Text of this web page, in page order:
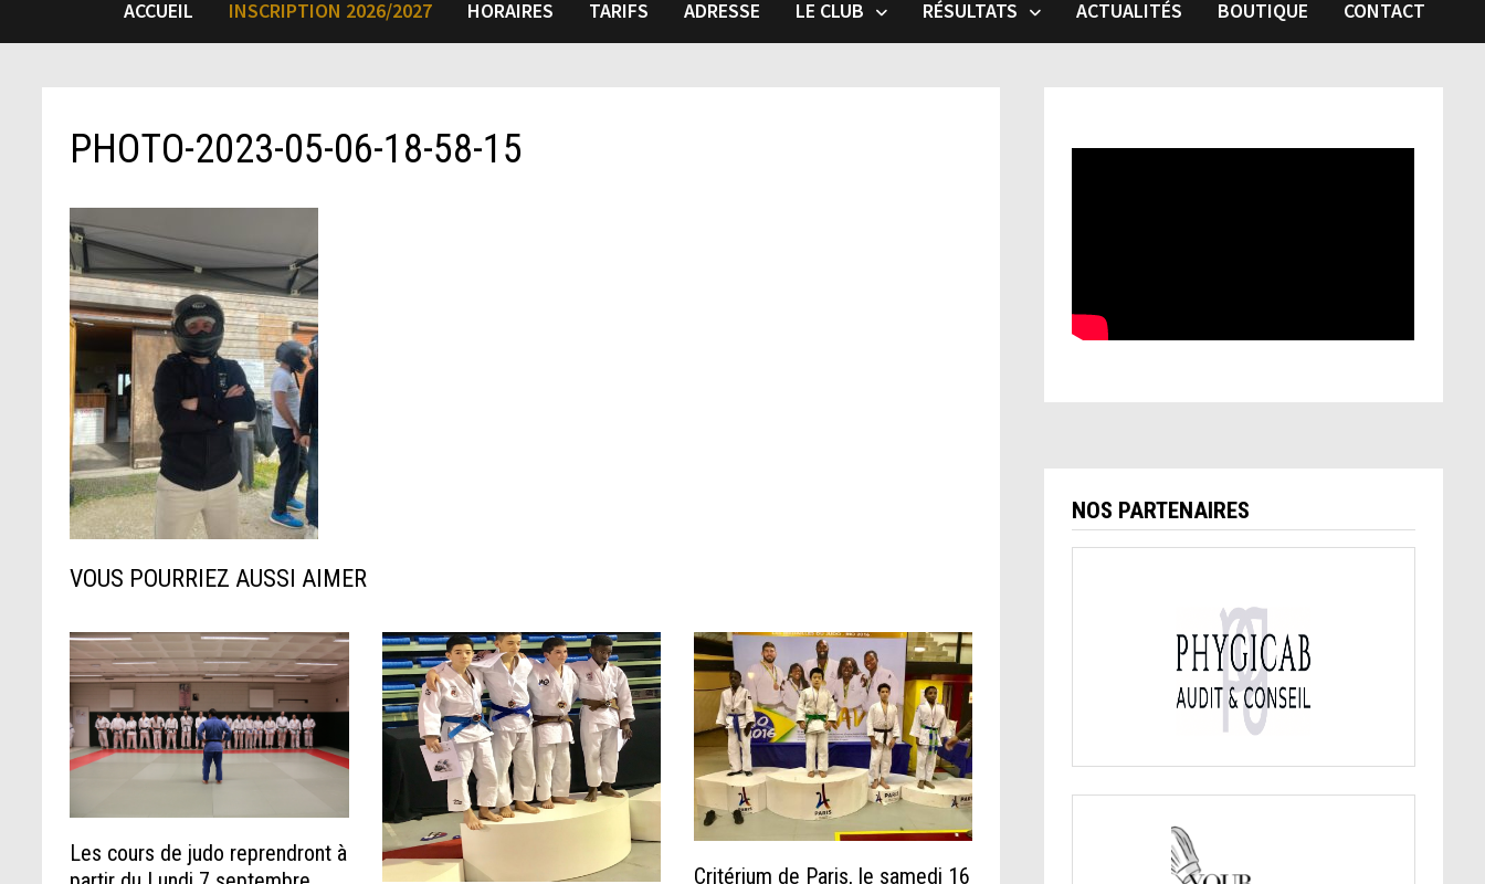
ACCUEIL INSCRIPTION 2026/2027 HORAIRES TARIFS ADRESSE LE CLUB RÉSULTATS ACTUALITÉS BOUTIQUE CONTACT
PHOTO-2023-05-06-18-58-15
VOUS POURRIEZ AUSSI AIMER
Les cours de judo reprendront à
Critérium de Paris, le samedi 16
NOS PARTENAIRES